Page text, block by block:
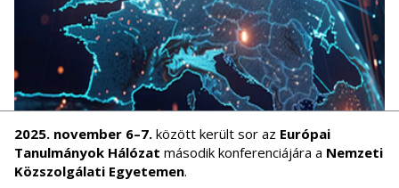
2025. november 6–7. között került sor az Európai
Tanulmányok Hálózat második konferenciájára a Nemzeti
Közszolgálati Egyetemen.